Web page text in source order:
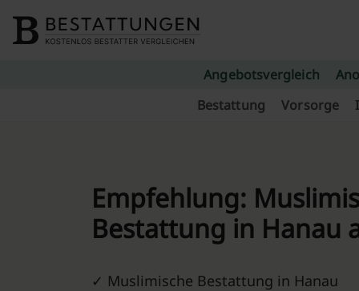
Angebotsvergleich
Bestattung
Vorsorge
Empfehlung:
Bestattung in Hanau
✓ Muslimische Bestattung in Hanau